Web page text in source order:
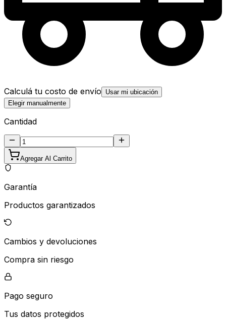
Calculá tu costo de envío
Usar mi ubicación
Elegir manualmente
Cantidad
Agregar Al Carrito
Garantía
Productos garantizados
Cambios y devoluciones
Compra sin riesgo
Pago seguro
Tus datos protegidos